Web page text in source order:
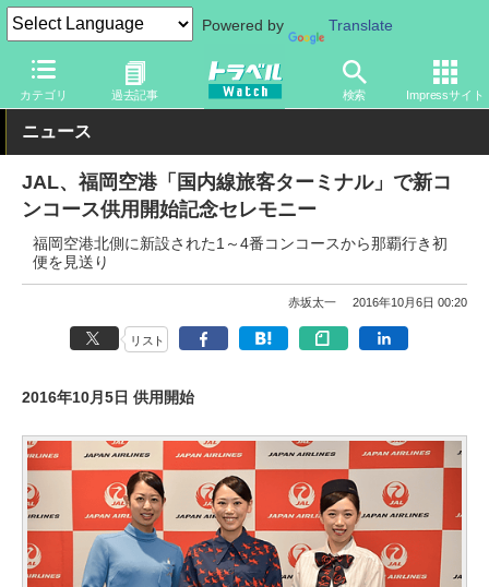
Powered by Translate
カテゴリ 過去記事 検索 Impressサイト
トラベル Watch 地域 国内旅行 九州
ニュース
JAL、福岡空港「国内線旅客ターミナル」で新コ
ンコース供用開始記念セレモニー
福岡空港北側に新設された1～4番コンコースから那覇行き初
便を見送り
赤坂太一 2016年10月6日 00:20
リスト
2016年10月5日 供用開始